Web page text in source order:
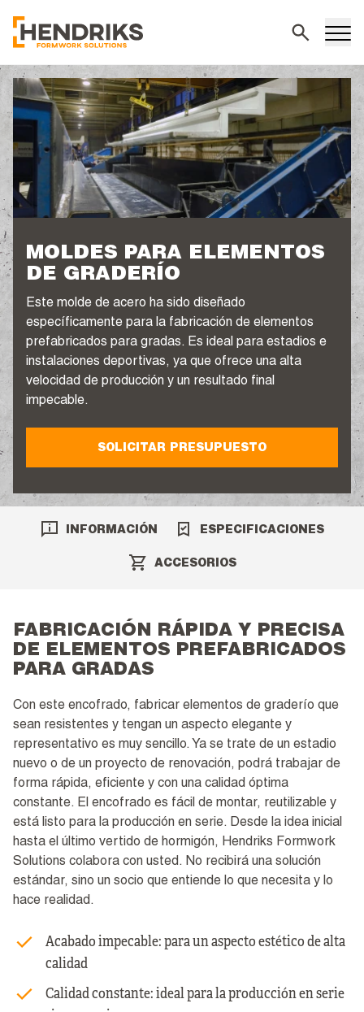
MOLDES PARA ELEMENTOS
DE GRADERÍO
Este molde de acero ha sido diseñado
específicamente para la fabricación de elementos
prefabricados para gradas. Es ideal para estadios e
instalaciones deportivas, ya que ofrece una alta
velocidad de producción y un resultado final
impecable.
SOLICITAR PRESUPUESTO
INFORMACIÓN ESPECIFICACIONES
ACCESORIOS
FABRICACIÓN RÁPIDA Y PRECISA
DE ELEMENTOS PREFABRICADOS
PARA GRADAS
Con este encofrado, fabricar elementos de graderío que
sean resistentes y tengan un aspecto elegante y
representativo es muy sencillo. Ya se trate de un estadio
nuevo o de un proyecto de renovación, podrá trabajar de
forma rápida, eficiente y con una calidad óptima
constante. El encofrado es fácil de montar, reutilizable y
está listo para la producción en serie. Desde la idea inicial
hasta el último vertido de hormigón, Hendriks Formwork
Solutions colabora con usted. No recibirá una solución
estándar, sino un socio que entiende lo que necesita y lo
hace realidad.
Acabado impecable: para un aspecto estético de alta
calidad
Calidad constante: ideal para la producción en serie